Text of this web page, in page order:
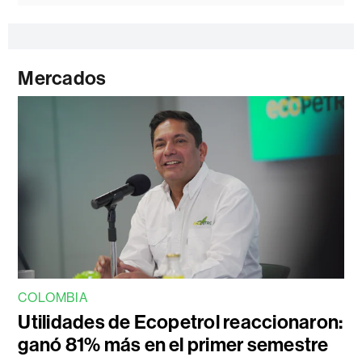
Mercados
COLOMBIA
Utilidades de Ecopetrol reaccionaron:
ganó 81% más en el primer semestre